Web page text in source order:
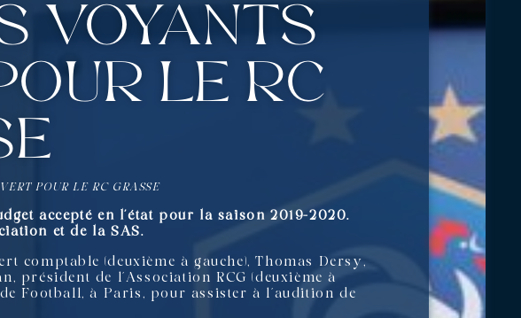
voyants
le RC
POUR LE RC GRASSE
accepté en l’état pour la saison 2019-2020.
et de la SAS.
comptable (deuxième à gauche), Thomas Dersy,
président de l’Association RCG (deuxième à
Football, à Paris, pour assister à l’audition de